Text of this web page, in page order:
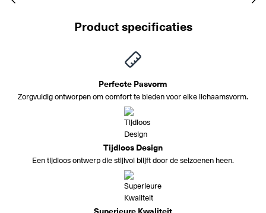
Product specificaties
Perfecte Pasvorm
Zorgvuldig ontworpen om comfort te bieden voor elke lichaamsvorm.
Tijdloos Design
Een tijdloos ontwerp die stijlvol blijft door de seizoenen heen.